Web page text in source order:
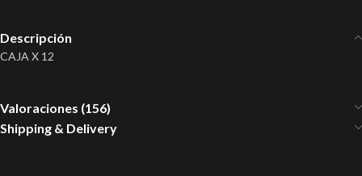
Descripción
CAJA X 12
Valoraciones (156)
Shipping & Delivery